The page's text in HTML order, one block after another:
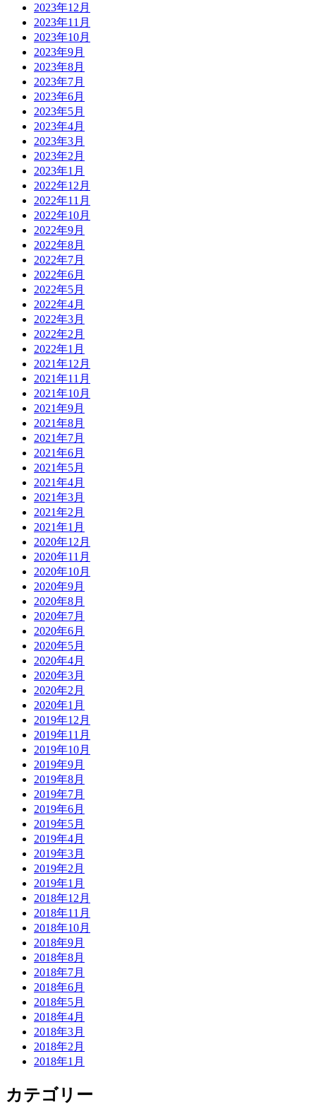
2023年12月
2023年11月
2023年10月
2023年9月
2023年8月
2023年7月
2023年6月
2023年5月
2023年4月
2023年3月
2023年2月
2023年1月
2022年12月
2022年11月
2022年10月
2022年9月
2022年8月
2022年7月
2022年6月
2022年5月
2022年4月
2022年3月
2022年2月
2022年1月
2021年12月
2021年11月
2021年10月
2021年9月
2021年8月
2021年7月
2021年6月
2021年5月
2021年4月
2021年3月
2021年2月
2021年1月
2020年12月
2020年11月
2020年10月
2020年9月
2020年8月
2020年7月
2020年6月
2020年5月
2020年4月
2020年3月
2020年2月
2020年1月
2019年12月
2019年11月
2019年10月
2019年9月
2019年8月
2019年7月
2019年6月
2019年5月
2019年4月
2019年3月
2019年2月
2019年1月
2018年12月
2018年11月
2018年10月
2018年9月
2018年8月
2018年7月
2018年6月
2018年5月
2018年4月
2018年3月
2018年2月
2018年1月
カテゴリー